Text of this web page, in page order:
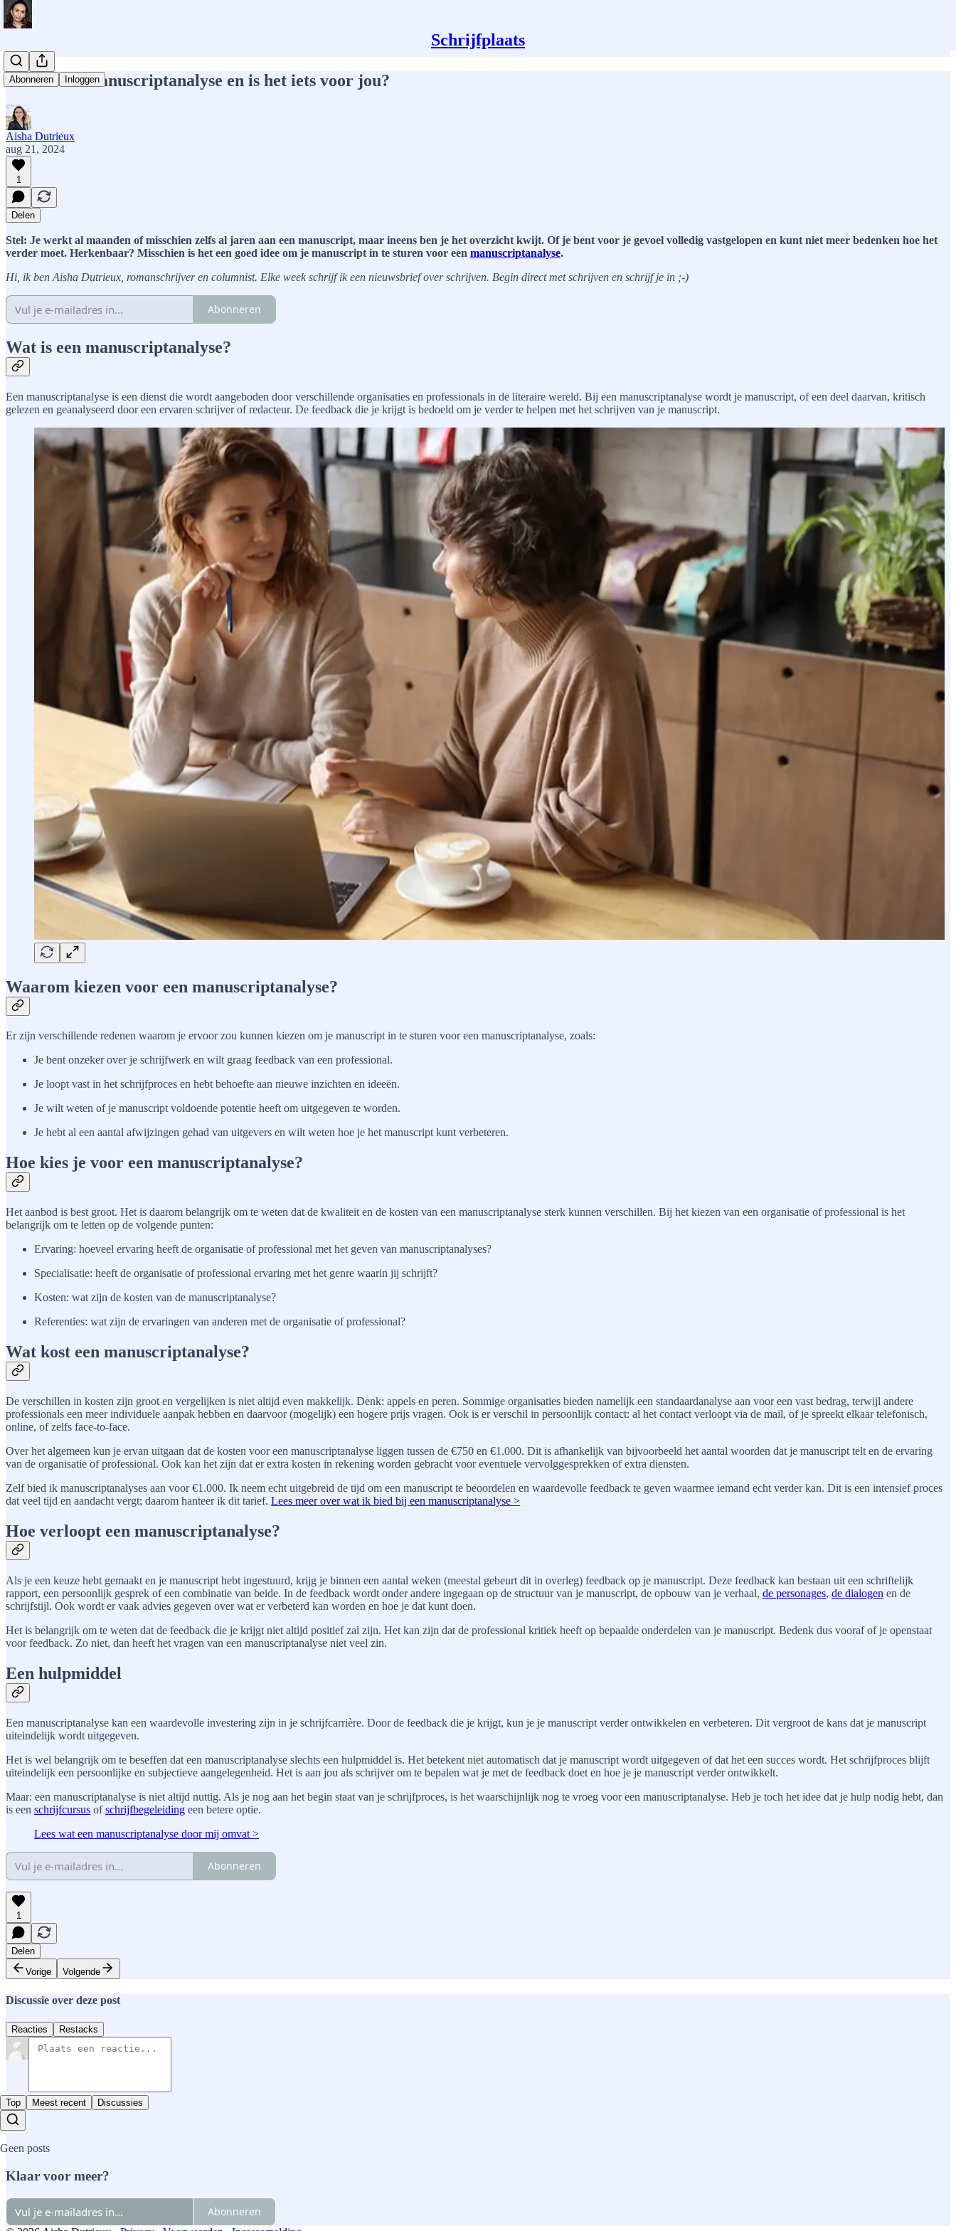
Schrijfplaats
Abonneren Inloggen
Wat is een manuscriptanalyse en is het iets voor jou?
Aisha Dutrieux
aug 21, 2024
1
Delen
Stel: Je werkt al maanden of misschien zelfs al jaren aan een manuscript, maar ineens ben je het overzicht kwijt. Of je bent voor je gevoel volledig vastgelopen en kunt niet meer bedenken hoe het
verder moet. Herkenbaar? Misschien is het een goed idee om je manuscript in te sturen voor een manuscriptanalyse.
Hi, ik ben Aisha Dutrieux, romanschrijver en columnist. Elke week schrijf ik een nieuwsbrief over schrijven. Begin direct met schrijven en schrijf je in ;-)
Abonneren
Wat is een manuscriptanalyse?
Een manuscriptanalyse is een dienst die wordt aangeboden door verschillende organisaties en professionals in de literaire wereld. Bij een manuscriptanalyse wordt je manuscript, of een deel daarvan, kritisch
gelezen en geanalyseerd door een ervaren schrijver of redacteur. De feedback die je krijgt is bedoeld om je verder te helpen met het schrijven van je manuscript.
Waarom kiezen voor een manuscriptanalyse?
Er zijn verschillende redenen waarom je ervoor zou kunnen kiezen om je manuscript in te sturen voor een manuscriptanalyse, zoals:
Je bent onzeker over je schrijfwerk en wilt graag feedback van een professional.
Je loopt vast in het schrijfproces en hebt behoefte aan nieuwe inzichten en ideeën.
Je wilt weten of je manuscript voldoende potentie heeft om uitgegeven te worden.
Je hebt al een aantal afwijzingen gehad van uitgevers en wilt weten hoe je het manuscript kunt verbeteren.
Hoe kies je voor een manuscriptanalyse?
Het aanbod is best groot. Het is daarom belangrijk om te weten dat de kwaliteit en de kosten van een manuscriptanalyse sterk kunnen verschillen. Bij het kiezen van een organisatie of professional is het
belangrijk om te letten op de volgende punten:
Ervaring: hoeveel ervaring heeft de organisatie of professional met het geven van manuscriptanalyses?
Specialisatie: heeft de organisatie of professional ervaring met het genre waarin jij schrijft?
Kosten: wat zijn de kosten van de manuscriptanalyse?
Referenties: wat zijn de ervaringen van anderen met de organisatie of professional?
Wat kost een manuscriptanalyse?
De verschillen in kosten zijn groot en vergelijken is niet altijd even makkelijk. Denk: appels en peren. Sommige organisaties bieden namelijk een standaardanalyse aan voor een vast bedrag, terwijl andere
professionals een meer individuele aanpak hebben en daarvoor (mogelijk) een hogere prijs vragen. Ook is er verschil in persoonlijk contact: al het contact verloopt via de mail, of je spreekt elkaar telefonisch,
online, of zelfs face-to-face.
Over het algemeen kun je ervan uitgaan dat de kosten voor een manuscriptanalyse liggen tussen de €750 en €1.000. Dit is afhankelijk van bijvoorbeeld het aantal woorden dat je manuscript telt en de ervaring
van de organisatie of professional. Ook kan het zijn dat er extra kosten in rekening worden gebracht voor eventuele vervolggesprekken of extra diensten.
Zelf bied ik manuscriptanalyses aan voor €1.000. Ik neem echt uitgebreid de tijd om een manuscript te beoordelen en waardevolle feedback te geven waarmee iemand echt verder kan. Dit is een intensief proces
dat veel tijd en aandacht vergt; daarom hanteer ik dit tarief. Lees meer over wat ik bied bij een manuscriptanalyse >
Hoe verloopt een manuscriptanalyse?
Als je een keuze hebt gemaakt en je manuscript hebt ingestuurd, krijg je binnen een aantal weken (meestal gebeurt dit in overleg) feedback op je manuscript. Deze feedback kan bestaan uit een schriftelijk
rapport, een persoonlijk gesprek of een combinatie van beide. In de feedback wordt onder andere ingegaan op de structuur van je manuscript, de opbouw van je verhaal, de personages, de dialogen en de
schrijfstijl. Ook wordt er vaak advies gegeven over wat er verbeterd kan worden en hoe je dat kunt doen.
Het is belangrijk om te weten dat de feedback die je krijgt niet altijd positief zal zijn. Het kan zijn dat de professional kritiek heeft op bepaalde onderdelen van je manuscript. Bedenk dus vooraf of je openstaat
voor feedback. Zo niet, dan heeft het vragen van een manuscriptanalyse niet veel zin.
Een hulpmiddel
Een manuscriptanalyse kan een waardevolle investering zijn in je schrijfcarrière. Door de feedback die je krijgt, kun je je manuscript verder ontwikkelen en verbeteren. Dit vergroot de kans dat je manuscript
uiteindelijk wordt uitgegeven.
Het is wel belangrijk om te beseffen dat een manuscriptanalyse slechts een hulpmiddel is. Het betekent niet automatisch dat je manuscript wordt uitgegeven of dat het een succes wordt. Het schrijfproces blijft
uiteindelijk een persoonlijke en subjectieve aangelegenheid. Het is aan jou als schrijver om te bepalen wat je met de feedback doet en hoe je je manuscript verder ontwikkelt.
Maar: een manuscriptanalyse is niet altijd nuttig. Als je nog aan het begin staat van je schrijfproces, is het waarschijnlijk nog te vroeg voor een manuscriptanalyse. Heb je toch het idee dat je hulp nodig hebt, dan
is een schrijfcursus ofschrijfbegeleiding een betere optie.
Lees wat een manuscriptanalyse door mij omvat >
Abonneren
1
Delen
Vorige
Volgende
Discussie over deze post
Reacties Restacks
Top Meest recent Discussies
Geen posts
Klaar voor meer?
Abonneren